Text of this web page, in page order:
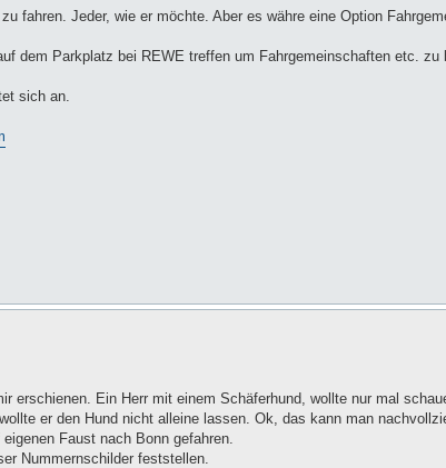
fahren. Jeder, wie er möchte. Aber es währe eine Option
dem Parkplatz bei REWE treffen um Fahrgemeinschaften etc. zu
sich an.
erschienen. Ein Herr mit einem Schäferhund, wollte nur mal
er den Hund nicht alleine lassen. Ok, das kann man
Faust nach Bonn gefahren.
Nummernschilder feststellen.